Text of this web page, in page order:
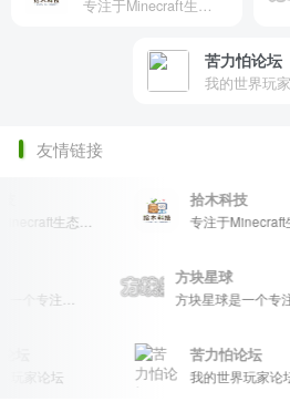
苦力怕论坛
我的世界玩
友情链接
专注于Minecraft生态建设
拾木科技
方块星球
家论坛
苦力怕论坛
我的世界玩家论坛